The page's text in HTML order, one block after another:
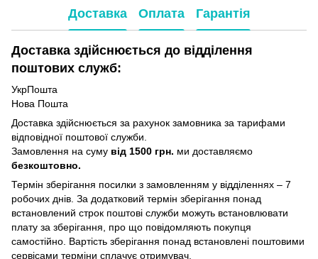
Доставка Оплата Гарантія
Доставка здійснюється до відділення
поштових служб:
УкрПошта
Нова Пошта
Доставка здійснюється за рахунок замовника за тарифами
відповідної поштової служби.
Замовлення на суму від 1500 грн. ми доставляємо
безкоштовно.
Термін зберігання посилки з замовленням у відділеннях – 7
робочих днів. За додатковий термін зберігання понад
встановлений строк поштові служби можуть встановлювати
плату за зберігання, про що повідомляють покупця
самостійно. Вартість зберігання понад вcтановлені поштовими
сервісами терміни сплачує отримувач.